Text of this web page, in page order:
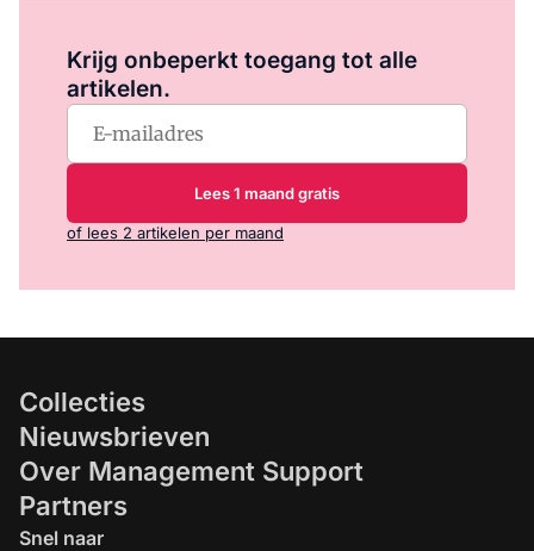
Krijg onbeperkt toegang tot alle
artikelen.
Lees 1 maand gratis
of lees 2 artikelen per maand
Collecties
Nieuwsbrieven
Over Management Support
Partners
Snel naar